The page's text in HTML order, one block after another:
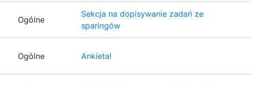
Ogólne
Sekcja na dopisywanie zadań ze
sparingów
Ogólne Ankieta!